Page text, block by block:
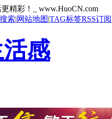
精彩！_ www.HuoCN.com
索|网站地图|TAG标签RSS订阅